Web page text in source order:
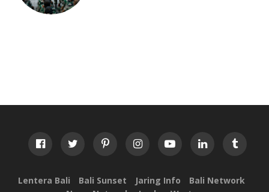
Lentera Bali Bali Sunset Jaring Info
Bali Network